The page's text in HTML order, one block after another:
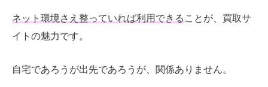
ネット環境さえ整っていれば利用できる ことが、買取サ
イトの魅力です。
自宅であろうが出先であろうが、関係ありません。